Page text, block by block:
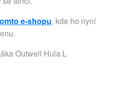
e-shopu, kde ho nyní
Outwell Hula L